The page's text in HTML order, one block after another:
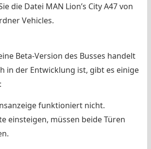
die Datei MAN Lion’s City A47 von
Vehicles.
Beta-Version des Busses handelt
in der Entwicklung ist, gibt es einige
funktioniert nicht.
einsteigen, müssen beide Türen